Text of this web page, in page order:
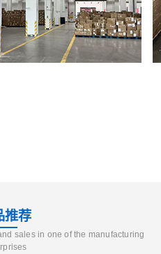
推荐
sales in one of the manufacturing